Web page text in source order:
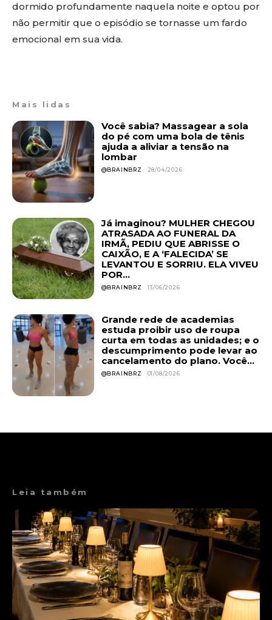
dormido profundamente naquela noite e optou por
não permitir que o episódio se tornasse um fardo
emocional em sua vida.
Mais lidas
Você sabia? Massagear a sola
do pé com uma bola de tênis
ajuda a aliviar a tensão na
lombar
@BRAINBRZ 28/04/2026
Já imaginou? MULHER CHEGOU
ATRASADA AO FUNERAL DA
IRMÃ, PEDIU QUE ABRISSE O
CAIXÃO, E A ‘FALECIDA’ SE
LEVANTOU E SORRIU. ELA VIVEU
POR...
@BRAINBRZ 13/06/2026
Grande rede de academias
estuda proibir uso de roupa
curta em todas as unidades; e o
descumprimento pode levar ao
cancelamento do plano. Você...
@BRAINBRZ 01/08/2026
Leia também